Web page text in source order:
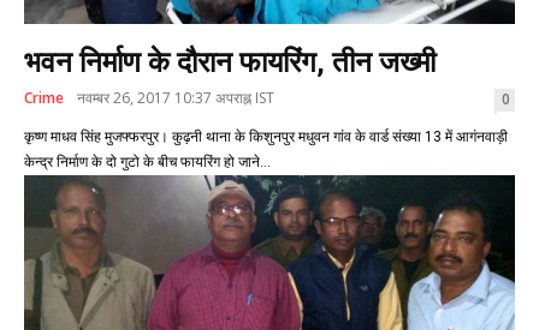
भवन निर्माण के दौरान फायरिंग, तीन जख्मी
Crime नवम्बर 26, 2017 10:37 अपराह्न IST 0
कृष्ण माधव सिंह मुजफ्फरपुर। कुढ़नी थाना के किशुनपुर मधुवन गांव के वार्ड संख्या 13 में आगंनवाड़ी
केन्द्र निर्माण के दो गुटो के बीच फायरिंग हो जाने...